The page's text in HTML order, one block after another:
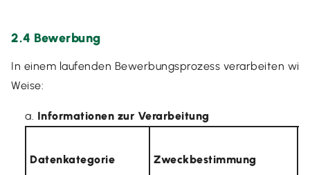
2.4 Bewerbung
In einem laufenden Bewerbungsprozess verarbeiten
Weise:
Informationen zur Verarbeitung
Datenkategorie Zweckbestimmung